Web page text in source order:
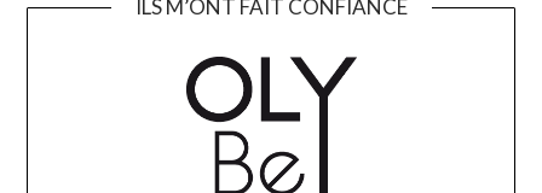
ILS M’ONT FAIT CONFIANCE